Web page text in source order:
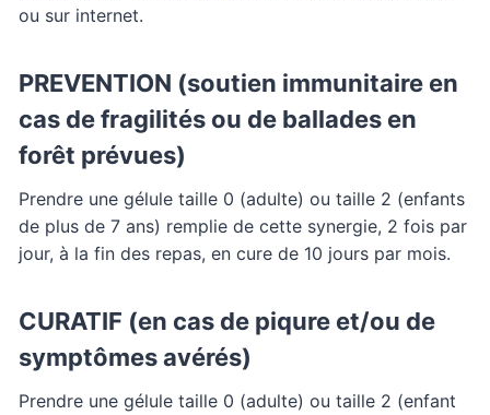
ou sur internet.
PREVENTION (soutien immunitaire en
cas de fragilités ou de ballades en
forêt prévues)
Prendre une gélule taille 0 (adulte) ou taille 2 (enfants
de plus de 7 ans) remplie de cette synergie, 2 fois par
jour, à la fin des repas, en cure de 10 jours par mois.
CURATIF (en cas de piqure et/ou de
symptômes avérés)
Prendre une gélule taille 0 (adulte) ou taille 2 (enfant